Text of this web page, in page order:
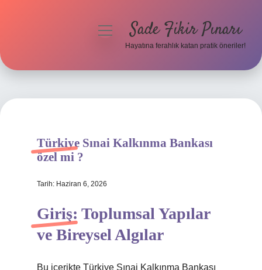
Hakkımızda
menüyüSade Fikir Pınarı
Hayatına ferahlık katan pratik öneriler!
Türkiye Sınai Kalkınma Bankası
özel mi ?
Tarih: Haziran 6, 2026
Giriş: Toplumsal Yapılar
ve Bireysel Algılar
Bu içerikte Türkiye Sınai Kalkınma Bankası